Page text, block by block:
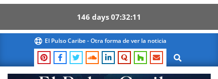
146 days 07 32 10
content
El Pulso Caribe - Otra forma de ver la noticia
Search